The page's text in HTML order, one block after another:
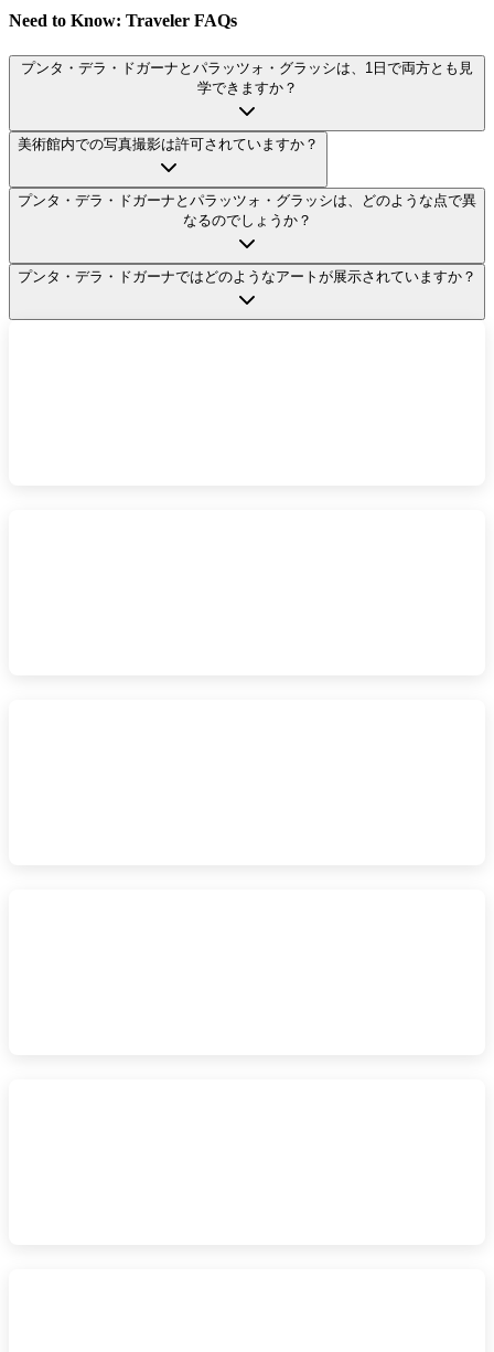
Need to Know: Traveler FAQs
プンタ・デラ・ドガーナとパラッツォ・グラッシは、1日で両方とも見
学できますか？
美術館内での写真撮影は許可されていますか？
プンタ・デラ・ドガーナとパラッツォ・グラッシは、どのような点で異
なるのでしょうか？
プンタ・デラ・ドガーナではどのようなアートが展示されていますか？